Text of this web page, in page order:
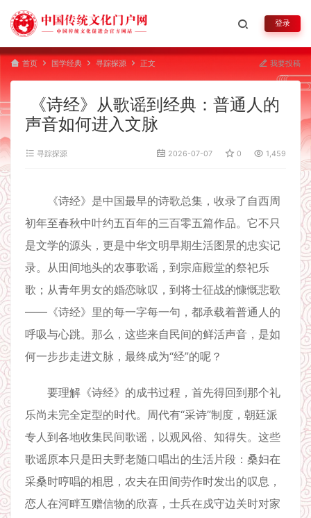
登录
首页 国学经典 寻踪探源 正文 我要投稿
《诗经》从歌谣到经典：普通人的
声音如何进入文脉
寻踪探源 2026-07-07 0 1,459
《诗经》是中国最早的诗歌总集，收录了自西周
初年至春秋中叶约五百年的三百零五篇作品。它不只
是文学的源头，更是中华文明早期生活图景的忠实记
录。从田间地头的农事歌谣，到宗庙殿堂的祭祀乐
歌；从青年男女的婚恋咏叹，到将士征战的慷慨悲歌
——《诗经》里的每一字每一句，都承载着普通人的
呼吸与心跳。那么，这些来自民间的鲜活声音，是如
何一步步走进文脉，最终成为“经”的呢？
要理解《诗经》的成书过程，首先得回到那个礼
乐尚未完全定型的时代。周代有“采诗”制度，朝廷派
专人到各地收集民间歌谣，以观风俗、知得失。这些
歌谣原本只是田夫野老随口唱出的生活片段：桑妇在
采桑时哼唱的相思，农夫在田间劳作时发出的叹息，
恋人在河畔互赠信物的欣喜，士兵在戍守边关时对家